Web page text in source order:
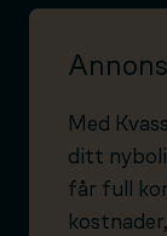
Med
ditt
får full